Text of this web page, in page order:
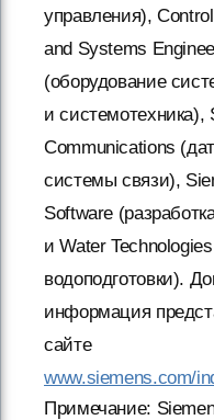
управления),
and Systems
(оборудование
и системотехника),
Communications
системы связи),
Software
и Water
водоподготовки).
информация
сайте
www.siemens.com/
Примечание: